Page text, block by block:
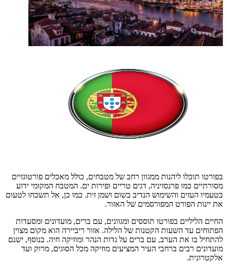
בפורטו תוכלו ליהנות ממגוון רחב של מטבחים, כולל מאכלים פורטוגזיים
מסורתיים כמו פרנסזיניה, דגים טריים ופירות ים. המטבח המקומי ידוע
בטעמיו העזים והשימוש הנדיב בשום ושמן זית. כמו כן, אל תשכחו לטעום
את יינות הפורט המפורסמים של האזור.
החיים הליליים בפורטו תוססים ומגוונים, עם ברים, מועדונים ומסעדות
הפתוחים עד השעות הקטנות של הלילה. אזור ריביירה הוא מקום מצוין
להתחיל בו את הערב, עם ברים על גדות הנהר ומוזיקה חיה. בנוסף, ישנם
מועדונים רבים ברחבי העיר המציעים מוזיקה מכל הסוגים, מרוק ועד
אלקטרונית.